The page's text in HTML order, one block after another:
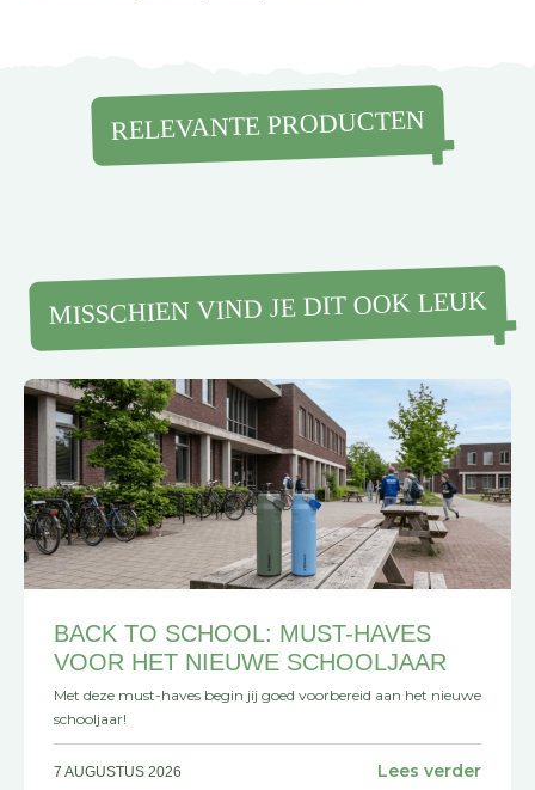
RELEVANTE PRODUCTEN
MISSCHIEN VIND JE DIT OOK LEUK
BACK TO SCHOOL: MUST-HAVES
VOOR HET NIEUWE SCHOOLJAAR
Met deze must-haves begin jij goed voorbereid aan het nieuwe
schooljaar!
7 AUGUSTUS 2026 Lees verder